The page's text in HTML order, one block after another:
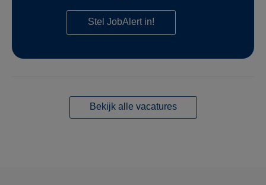
Stel JobAlert in!
Bekijk alle vacatures